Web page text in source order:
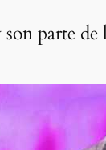
parte